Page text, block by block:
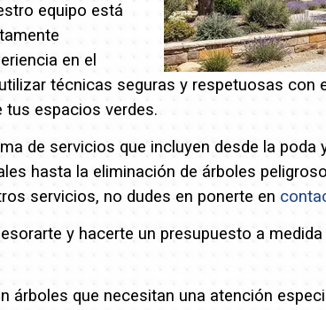
equipo está
en el
técnicas seguras y respetuosas con
tus espacios verdes.
de servicios que incluyen desde la poda
hasta la eliminación de árboles
servicios, no dudes en ponerte en
y hacerte un presupuesto a
árboles que necesitan una atención